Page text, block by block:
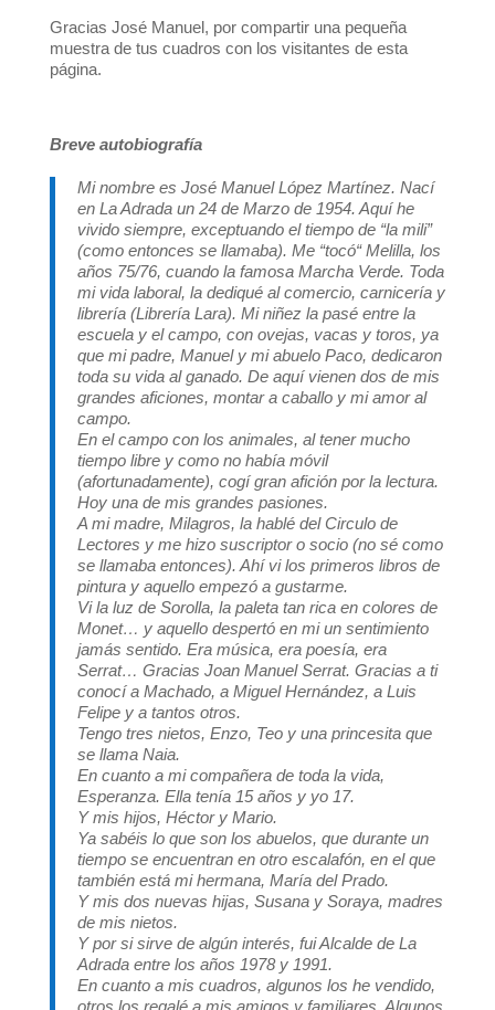
Gracias José Manuel, por compartir una pequeña
muestra de tus cuadros con los visitantes de esta
página.
Breve autobiografía
Mi nombre es José Manuel López Martínez. Nací
en La Adrada un 24 de Marzo de 1954. Aquí he
vivido siempre, exceptuando el tiempo de “la mili”
(como entonces se llamaba). Me “tocó“ Melilla, los
años 75/76, cuando la famosa Marcha Verde. Toda
mi vida laboral, la dediqué al comercio, carnicería y
librería (Librería Lara). Mi niñez la pasé entre la
escuela y el campo, con ovejas, vacas y toros, ya
que mi padre, Manuel y mi abuelo Paco, dedicaron
toda su vida al ganado. De aquí vienen dos de mis
grandes aficiones, montar a caballo y mi amor al
campo.
En el campo con los animales, al tener mucho
tiempo libre y como no había móvil
(afortunadamente), cogí gran afición por la lectura.
Hoy una de mis grandes pasiones.
A mi madre, Milagros, la hablé del Circulo de
Lectores y me hizo suscriptor o socio (no sé como
se llamaba entonces). Ahí vi los primeros libros de
pintura y aquello empezó a gustarme.
Vi la luz de Sorolla, la paleta tan rica en colores de
Monet… y aquello despertó en mi un sentimiento
jamás sentido. Era música, era poesía, era
Serrat… Gracias Joan Manuel Serrat. Gracias a ti
conocí a Machado, a Miguel Hernández, a Luis
Felipe y a tantos otros.
Tengo tres nietos, Enzo, Teo y una princesita que
se llama Naia.
En cuanto a mi compañera de toda la vida,
Esperanza. Ella tenía 15 años y yo 17.
Y mis hijos, Héctor y Mario.
Ya sabéis lo que son los abuelos, que durante un
tiempo se encuentran en otro escalafón, en el que
también está mi hermana, María del Prado.
Y mis dos nuevas hijas, Susana y Soraya, madres
de mis nietos.
Y por si sirve de algún interés, fui Alcalde de La
Adrada entre los años 1978 y 1991.
En cuanto a mis cuadros, algunos los he vendido,
otros los regalé a mis amigos y familiares. Algunos